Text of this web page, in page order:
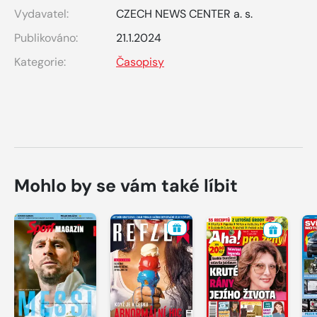
Vydavatel:
CZECH NEWS CENTER a. s.
Publikováno:
21.1.2024
Kategorie:
Časopisy
Mohlo by se vám také líbit